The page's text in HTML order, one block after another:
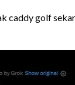
caddy golf